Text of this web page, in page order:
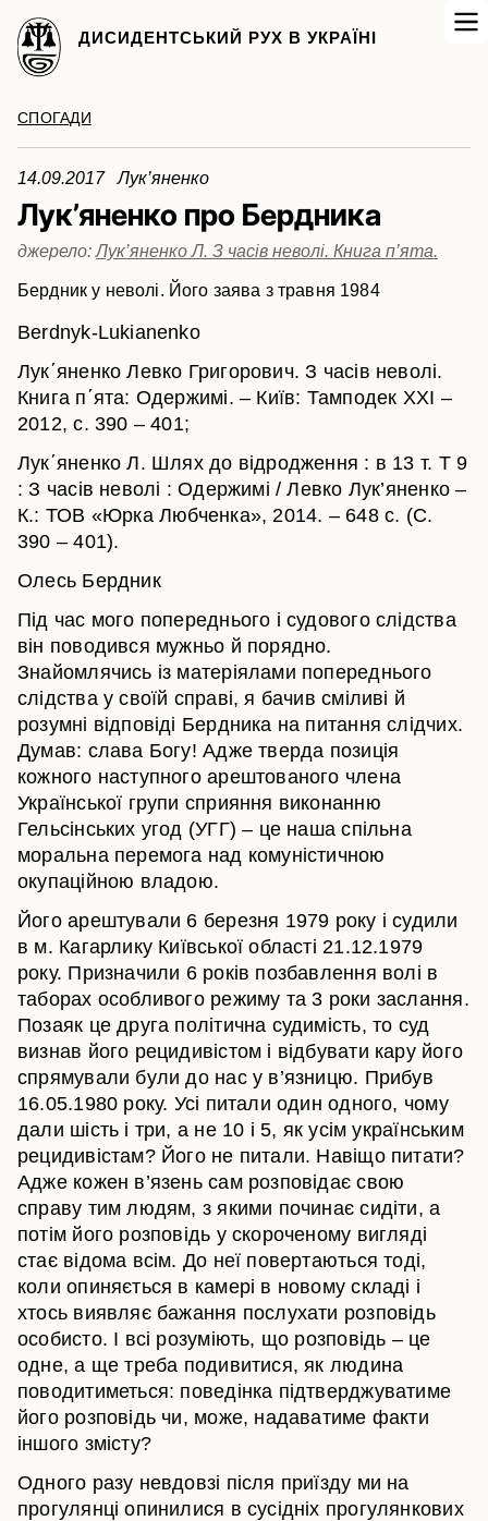
ДИСИДЕНТСЬКИЙ РУХ В УКРАЇНІ
СПОГАДИ
14.09.2017 Лук’яненко
Лук’яненко про Бердника
джерело:Лук’яненко Л. З часів неволі. Книга п’ята.
Бердник у неволі. Його заява з травня 1984
Berdnyk-Lukianenko
Лук΄яненко Левко Григорович. З часів неволі.
Книга п΄ята: Одержимі. – Київ: Тамподек ХХІ –
2012, с. 390 – 401;
Лук΄яненко Л. Шлях до відродження : в 13 т. Т 9
: З часів неволі : Одержимі / Левко Лук’яненко –
К.: ТОВ «Юрка Любченка», 2014. – 648 с. (С.
390 – 401).
Олесь Бердник
Під час мого попереднього і судового слідства
він поводився мужньо й порядно.
Знайомлячись із матеріялами попереднього
слідства у своїй справі, я бачив сміливі й
розумні відповіді Бердника на питання слідчих.
Думав: слава Богу! Адже тверда позиція
кожного наступного арештованого члена
Української групи сприяння виконанню
Гельсінських угод (УГГ) – це наша спільна
моральна перемога над комуністичною
окупаційною владою.
Його арештували 6 березня 1979 року і судили
в м. Кагарлику Київської області 21.12.1979
року. Призначили 6 років позбавлення волі в
таборах особливого режиму та 3 роки заслання.
Позаяк це друга політична судимість, то суд
визнав його рецидивістом і відбувати кару його
спрямували були до нас у в’язницю. Прибув
16.05.1980 року. Усі питали один одного, чому
дали шість і три, а не 10 і 5, як усім українським
рецидивістам? Його не питали. Навіщо питати?
Адже кожен в’язень сам розповідає свою
справу тим людям, з якими починає сидіти, а
потім його розповідь у скороченому вигляді
стає відома всім. До неї повертаються тоді,
коли опиняється в камері в новому складі і
хтось виявляє бажання послухати розповідь
особисто. І всі розуміють, що розповідь – це
одне, а ще треба подивитися, як людина
поводитиметься: поведінка підтверджуватиме
його розповідь чи, може, надаватиме факти
іншого змісту?
Одного разу невдовзі після приїзду ми на
прогулянці опинилися в сусідніх прогулянкових